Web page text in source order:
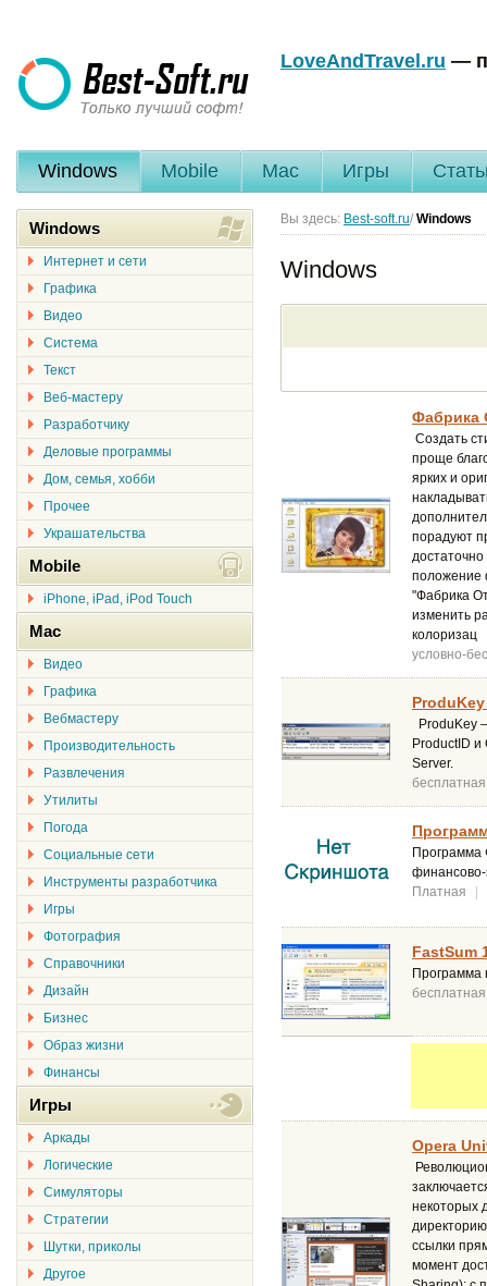
LoveAndTravel.ru —
Windows Mobile Mac Игры
Вы здесь: Best-soft.ru/ Windows
Windows
Фабрика
Создать
проще
ярких и
порадуют
положение
"Фабрика
изменить
колоризац
условно-
ProduKey
ProductID
Server.
бесплатная
Программа
финансово-
Платная
FastSum
Программа
бесплатная
Opera
некоторых
ссылки
момент
Windows
Интернет и сети
Графика
Видео
Система
Текст
Веб-мастеру
Разработчику
Деловые программы
Дом, семья, хобби
Прочее
Украшательства
Mobile
iPhone, iPad, iPod Touch
Mac
Видео
Графика
Вебмастеру
Производительность
Развлечения
Утилиты
Погода
Социальные сети
Инструменты разработчика
Игры
Фотография
Справочники
Дизайн
Бизнес
Образ жизни
Финансы
Игры
Аркады
Логические
Симуляторы
Стратегии
Шутки, приколы
Другое